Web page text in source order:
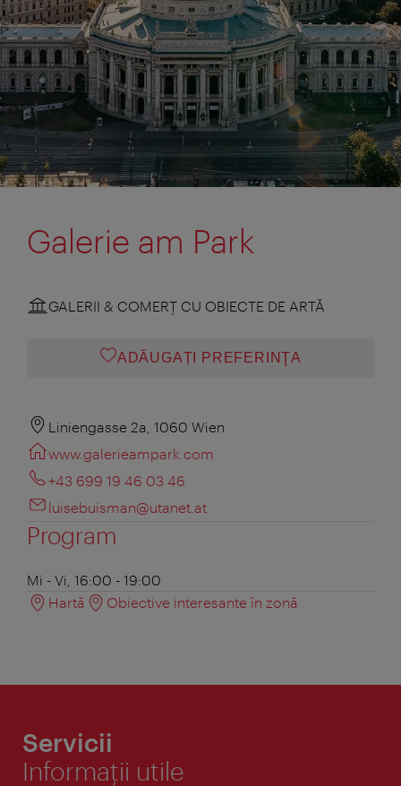
Galerie am Park
GALERII & COMERŢ CU OBIECTE DE ARTĂ
ADĂUGAȚI PREFERINŢA
Liniengasse 2a, 1060 Wien
www.galerieampark.com
+43 699 19 46 03 46
luisebuisman@utanet.at
Program
Mi - Vi, 16:00 - 19:00
Hartă
Obiective interesante în zonă
Servicii
Informaţii utile